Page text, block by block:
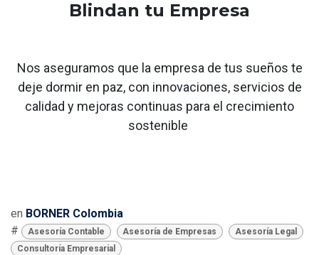
Blindan tu Empresa
Nos aseguramos que la empresa de tus sueños te
deje dormir en paz, con innovaciones, servicios de
calidad y mejoras continuas para el crecimiento
sostenible
en BORNER Colombia
#
Asesoría Contable Asesoría de Empresas
Asesoría Legal
Consultoría Empresarial